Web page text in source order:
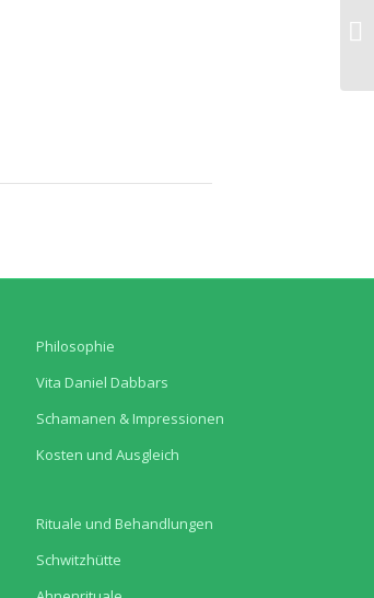
Philosophie
Vita Daniel Dabbars
Schamanen & Impressionen
Kosten und Ausgleich
Rituale und Behandlungen
Schwitzhütte